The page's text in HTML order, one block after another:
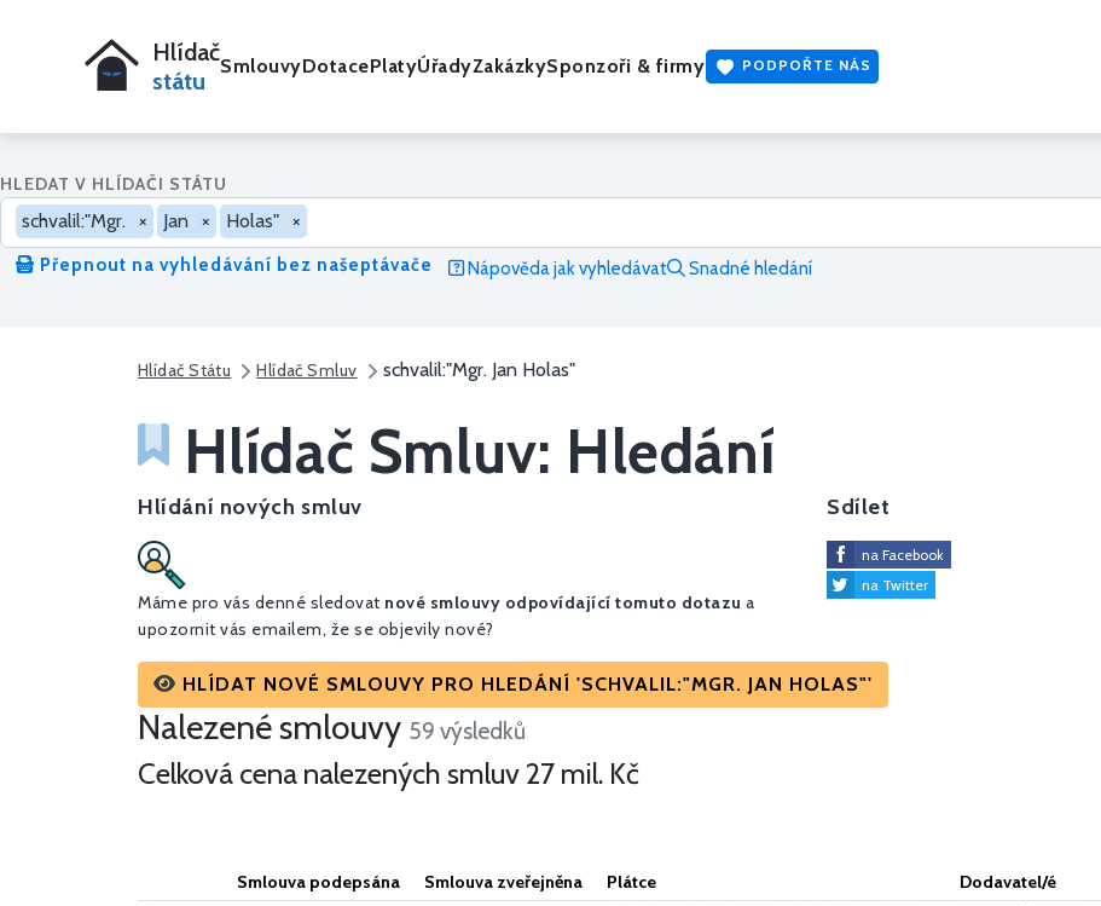
Hlídač
státu
SmlouvyDotacePlatyÚřadyZakázkySponzoři & firmy PODPOŘTE NÁS
HLEDAT V HLÍDAČI STÁTU
schvalil:"Mgr. × Jan × Holas" ×
Přepnout na vyhledávání bez našeptávače
Nápověda jak vyhledávat Snadné hledání
Hlídač Státu Hlídač Smluv schvalil:"Mgr. Jan Holas"
Hlídač Smluv: Hledání
Hlídání nových smluv
Máme pro vás denné sledovat nové smlouvy odpovídající tomuto dotazu a
upozornit vás emailem, že se objevily nové?
HLÍDAT NOVÉ SMLOUVY PRO HLEDÁNÍ 'SCHVALIL:"MGR. JAN HOLAS"'
Sdílet
na Facebook
na Twitter
Nalezené smlouvy 59 výsledků
Celková cena nalezených smluv 27 mil. Kč
Smlouva podepsána Smlouva zveřejněna Plátce Dodavatel/é